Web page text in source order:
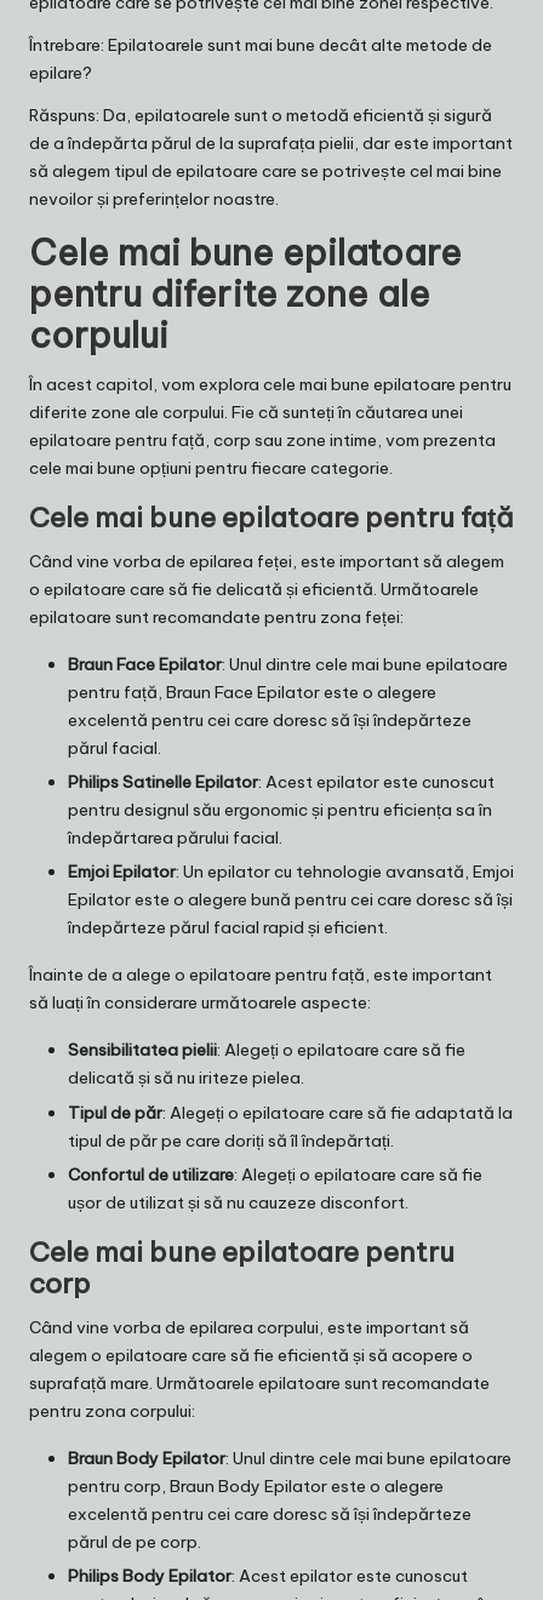
Întrebare: Epilatoarele sunt mai bune decât alte metode de
epilare?
Răspuns: Da, epilatoarele sunt o metodă eficientă și sigură
de a îndepărta părul de la suprafața pielii, dar este important
să alegem tipul de epilatoare care se potrivește cel mai bine
nevoilor și preferințelor noastre.
Cele mai bune epilatoare
pentru diferite zone ale
corpului
În acest capitol, vom explora cele mai bune epilatoare pentru
diferite zone ale corpului. Fie că sunteți în căutarea unei
epilatoare pentru față, corp sau zone intime, vom prezenta
cele mai bune opțiuni pentru fiecare categorie.
Cele mai bune epilatoare pentru față
Când vine vorba de epilarea feței, este important să alegem
o epilatoare care să fie delicată și eficientă. Următoarele
epilatoare sunt recomandate pentru zona feței:
Braun Face Epilator: Unul dintre cele mai bune epilatoare
pentru față, Braun Face Epilator este o alegere
excelentă pentru cei care doresc să își îndepărteze
părul facial.
Philips Satinelle Epilator: Acest epilator este cunoscut
pentru designul său ergonomic și pentru eficiența sa în
îndepărtarea părului facial.
Emjoi Epilator: Un epilator cu tehnologie avansată, Emjoi
Epilator este o alegere bună pentru cei care doresc să își
îndepărteze părul facial rapid și eficient.
Înainte de a alege o epilatoare pentru față, este important
să luați în considerare următoarele aspecte:
Sensibilitatea pielii: Alegeți o epilatoare care să fie
delicată și să nu iriteze pielea.
Tipul de păr: Alegeți o epilatoare care să fie adaptată la
tipul de păr pe care doriți să îl îndepărtați.
Confortul de utilizare: Alegeți o epilatoare care să fie
ușor de utilizat și să nu cauzeze disconfort.
Cele mai bune epilatoare pentru
corp
Când vine vorba de epilarea corpului, este important să
alegem o epilatoare care să fie eficientă și să acopere o
suprafață mare. Următoarele epilatoare sunt recomandate
pentru zona corpului:
Braun Body Epilator: Unul dintre cele mai bune epilatoare
pentru corp, Braun Body Epilator este o alegere
excelentă pentru cei care doresc să își îndepărteze
părul de pe corp.
Philips Body Epilator: Acest epilator este cunoscut